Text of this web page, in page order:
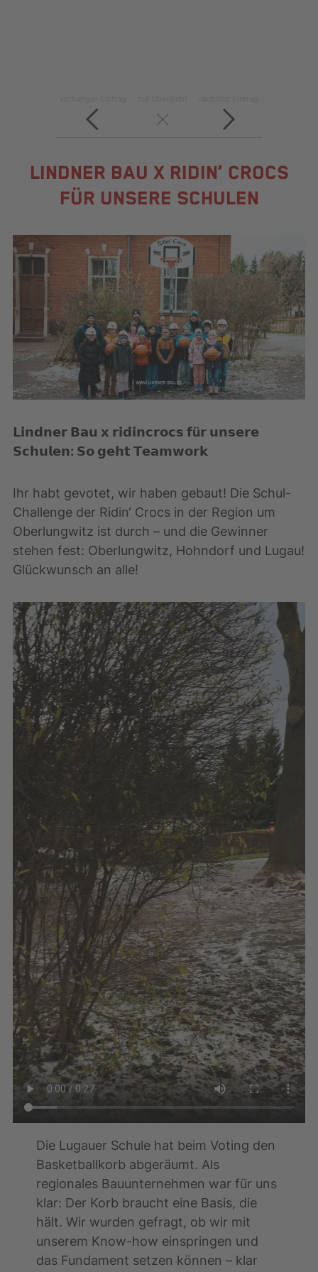
LINDNER BAU X RIDIN‘ CROCS
FÜR UNSERE SCHULEN
𝗟𝗶𝗻𝗱𝗻𝗲𝗿 𝗕𝗮𝘂 𝘅 𝗿𝗶𝗱𝗶𝗻𝗰𝗿𝗼𝗰𝘀 𝗳ü𝗿 𝘂𝗻𝘀𝗲𝗿𝗲
𝗦𝗰𝗵𝘂𝗹𝗲𝗻: 𝗦𝗼 𝗴𝗲𝗵𝘁 𝗧𝗲𝗮𝗺𝘄𝗼𝗿𝗸
Ihr habt gevotet, wir haben gebaut! Die Schul-
Challenge der Ridin‘ Crocs in der Region um
Oberlungwitz ist durch – und die Gewinner
stehen fest: Oberlungwitz, Hohndorf und Lugau!
Glückwunsch an alle!
Die Lugauer Schule hat beim Voting den
Basketballkorb abgeräumt. Als
regionales Bauunternehmen war für uns
klar: Der Korb braucht eine Basis, die
hält. Wir wurden gefragt, ob wir mit
unserem Know-how einspringen und
das Fundament setzen können – klar